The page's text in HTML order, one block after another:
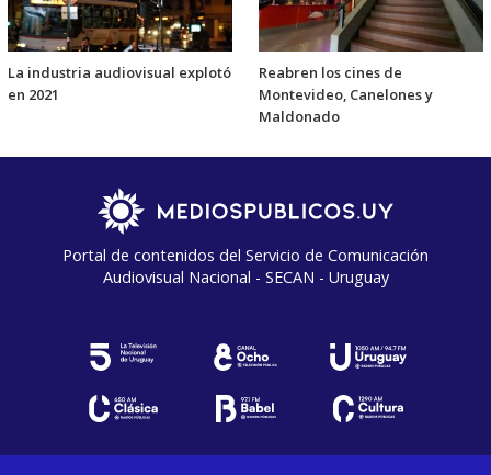
La industria audiovisual explotó
en 2021
Reabren los cines de
Montevideo, Canelones y
Maldonado
Portal de contenidos del Servicio de Comunicación
Audiovisual Nacional - SECAN - Uruguay